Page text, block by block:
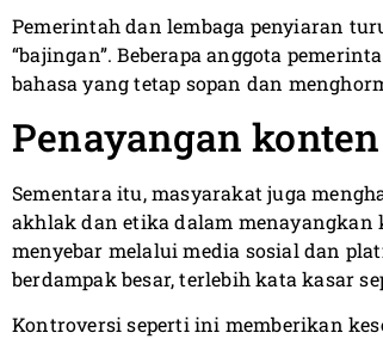
Pemerintah dan lembaga penyiaran
“bajingan”. Beberapa anggota
bahasa yang tetap sopan dan
Penayangan
Sementara itu, masyarakat juga
akhlak dan etika dalam
menyebar melalui media sosial dan
berdampak besar, terlebih kata kasar
Kontroversi seperti ini memberikan